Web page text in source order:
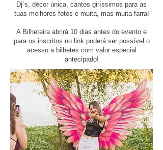
Dj´s, décor única, cantos giríssimos para as
tuas melhores fotos e muita, mas muita farra!
A Bilheteira abrirá 10 dias antes do evento e
para os inscritos no link poderá ser possível o
acesso a bilhetes com valor especial
antecipado!